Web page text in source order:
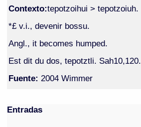
Contexto:tepotzoihui > tepotzoiuh.
*£ v.i., devenir bossu.
Angl., it becomes humped.
Est dit du dos, tepotztli. Sah10,120.
Fuente: 2004 Wimmer
Entradas